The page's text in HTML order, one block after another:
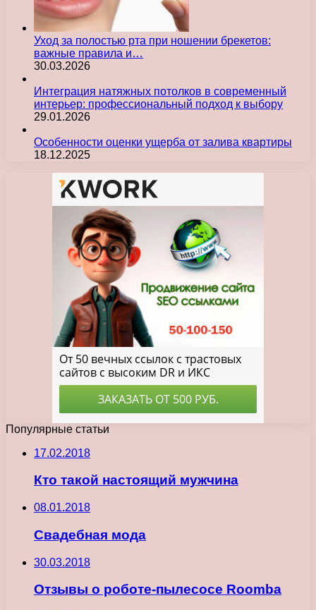
Уход за полостью рта при ношении брекетов:
важные правила и…
30.03.2026
Интеграция натяжных потолков в современный
интерьер: профессиональный подход к выбору
29.01.2026
Особенности оценки ущерба от залива квартиры
18.12.2025
Популярные статьи
17.02.2018
Кто такой настоящий мужчина
08.01.2018
Свадебная мода
30.03.2018
Отзывы о роботе-пылесосе Roomba